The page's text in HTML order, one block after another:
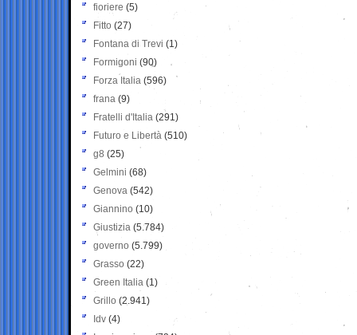
fioriere (5)
Fitto (27)
Fontana di Trevi (1)
Formigoni (90)
Forza Italia (596)
frana (9)
Fratelli d'Italia (291)
Futuro e Libertà (510)
g8 (25)
Gelmini (68)
Genova (542)
Giannino (10)
Giustizia (5.784)
governo (5.799)
Grasso (22)
Green Italia (1)
Grillo (2.941)
Idv (4)